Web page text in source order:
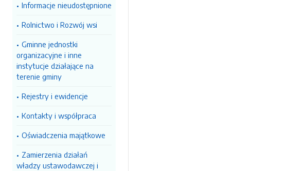
Informacje nieudostępnione
Rolnictwo i Rozwój wsi
Gminne jednostki
organizacyjne i inne
instytucje działające na
terenie gminy
Rejestry i ewidencje
Kontakty i współpraca
Oświadczenia majątkowe
Zamierzenia działań
władzy ustawodawczej i